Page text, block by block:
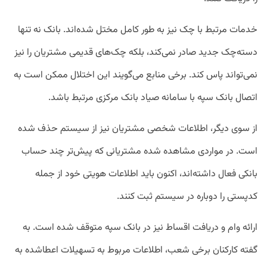
خدمات مرتبط با چک نیز به طور کامل مختل شده‌اند. بانک نه تنها
دسته‌چک جدید صادر نمی‌کند، بلکه چک‌های قدیمی مشتریان را نیز
نمی‌تواند پاس کند. برخی منابع می‌گویند این اختلال ممکن است به
اتصال بانک سپه با سامانه صیاد بانک مرکزی مرتبط باشد.
از سوی دیگر، اطلاعات شخصی مشتریان نیز از سیستم حذف شده
است. در مواردی مشاهده شده مشتریانی که پیش‌تر چند حساب
بانکی فعال داشته‌اند، اکنون باید اطلاعات هویتی خود از جمله
کدپستی را دوباره در سیستم ثبت کنند.
ارائه وام و دریافت اقساط نیز در بانک سپه متوقف شده است. به
گفته کارکنان برخی شعب، اطلاعات مربوط به تسهیلات اعطاشده به